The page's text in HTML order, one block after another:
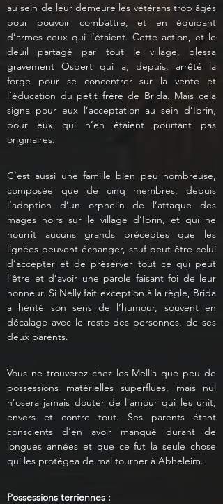
au sein de leur demeure les vétérans trop âgés
pour pouvoir combattre, et en équipant
d’armes ceux qui l’étaient. Cette action, et le
deuil partagé par tout le village, blessa
gravement Osbert qui a, depuis, arrêté la
forge pour se concentrer sur la vente et
l’éducation du petit frère de Brida. Mais cela
signa pour eux l’acceptation au sein d’Ibrin,
pour eux qui n’en étaient pourtant pas
originaires.
C’est aussi une famille bien peu nombreuse,
composée que de cinq membres, depuis
l’adoption d’un orphelin de l’attaque des
mages noirs sur le village d’Ibrin, et qui ne
nourrit aucuns grands préceptes que les
lignées peuvent échanger, sauf peut-être celui
d’accepter et de préserver tout ce qui peut
l’être et d’avoir une parole faisant foi de leur
honneur. Si Nelly fait exception à la règle, Brida
a hérité son sens de l’humour, souvent en
décalage avec le reste des personnes, de ses
deux parents.
Vous ne trouverez chez les Mellia que peu de
possessions matérielles superflues, mais nul
n’osera jamais douter de l’amour qui les unit,
envers et contre tout. Ses parents étant
conscients d’en avoir manqué durant de
longues années et que ce fut la seule chose
qui les protégea de mal tourner à Abheleim.
Possessions terriennes :